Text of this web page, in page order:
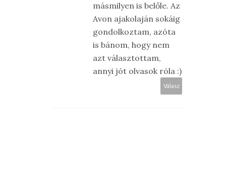
másmilyen is belőle. Az
Avon ajakolaján sokáig
gondolkoztam, azóta
is bánom, hogy nem
azt választottam,
annyi jót olvasok róla :)
Válasz